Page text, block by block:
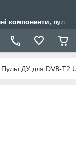
компоненти,
Пульт ДУ для DVB-T2